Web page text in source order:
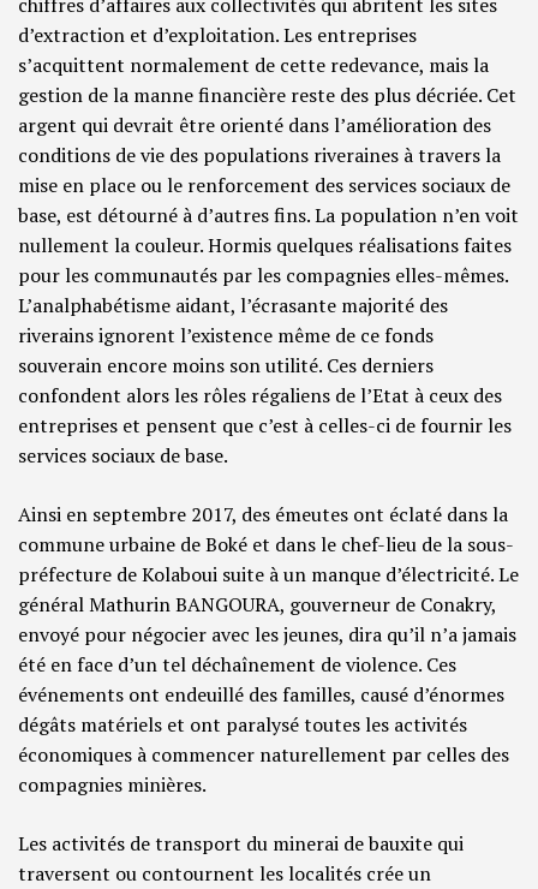
d’extraction et d’exploitation. Les entreprises
s’acquittent normalement de cette redevance, mais la
gestion de la manne financière reste des plus décriée. Cet
argent qui devrait être orienté dans l’amélioration des
conditions de vie des populations riveraines à travers la
mise en place ou le renforcement des services sociaux de
base, est détourné à d’autres fins. La population n’en voit
nullement la couleur. Hormis quelques réalisations faites
pour les communautés par les compagnies elles-mêmes.
L’analphabétisme aidant, l’écrasante majorité des
riverains ignorent l’existence même de ce fonds
souverain encore moins son utilité. Ces derniers
confondent alors les rôles régaliens de l’Etat à ceux des
entreprises et pensent que c’est à celles-ci de fournir les
services sociaux de base.
Ainsi en septembre 2017, des émeutes ont éclaté dans la
commune urbaine de Boké et dans le chef-lieu de la sous-
préfecture de Kolaboui suite à un manque d’électricité. Le
général Mathurin BANGOURA, gouverneur de Conakry,
envoyé pour négocier avec les jeunes, dira qu’il n’a jamais
été en face d’un tel déchaînement de violence. Ces
événements ont endeuillé des familles, causé d’énormes
dégâts matériels et ont paralysé toutes les activités
économiques à commencer naturellement par celles des
compagnies minières.
Les activités de transport du minerai de bauxite qui
traversent ou contournent les localités crée un